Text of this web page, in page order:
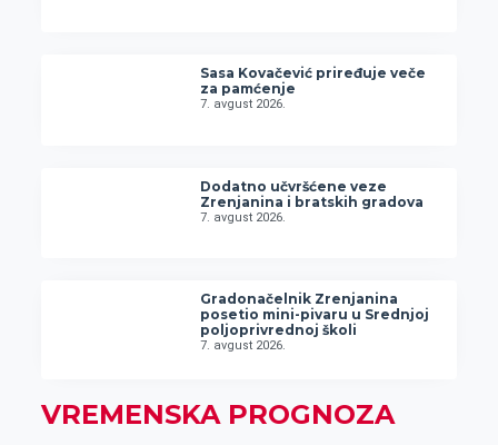
Sasa Kovačević priređuje veče
za pamćenje
7. avgust 2026.
Dodatno učvršćene veze
Zrenjanina i bratskih gradova
7. avgust 2026.
Gradonačelnik Zrenjanina
posetio mini-pivaru u Srednjoj
poljoprivrednoj školi
7. avgust 2026.
VREMENSKA PROGNOZA